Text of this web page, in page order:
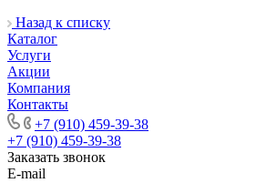
Назад к списку
Каталог
Услуги
Акции
Компания
Контакты
+7 (910) 459-39-38
+7 (910) 459-39-38
Заказать звонок
E-mail